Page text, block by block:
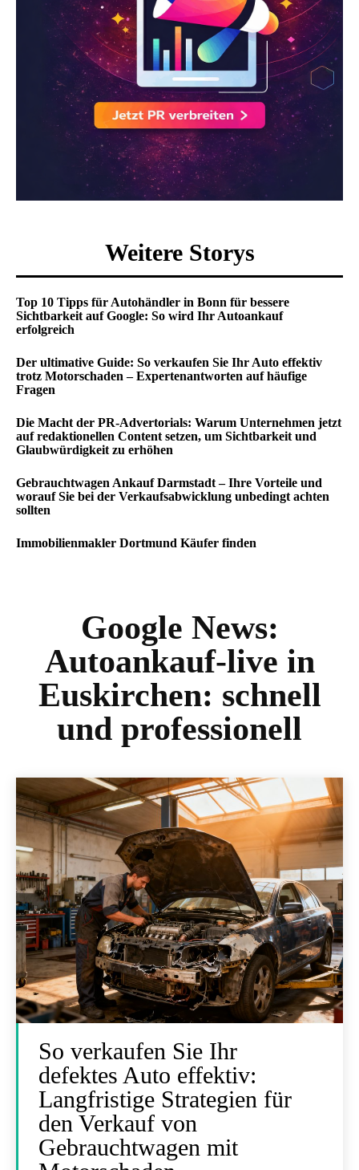
Weitere Storys
Top 10 Tipps für Autohändler in Bonn für bessere
Sichtbarkeit auf Google: So wird Ihr Autoankauf
erfolgreich
Der ultimative Guide: So verkaufen Sie Ihr Auto effektiv
trotz Motorschaden – Expertenantworten auf häufige
Fragen
Die Macht der PR-Advertorials: Warum Unternehmen jetzt
auf redaktionellen Content setzen, um Sichtbarkeit und
Glaubwürdigkeit zu erhöhen
Gebrauchtwagen Ankauf Darmstadt – Ihre Vorteile und
worauf Sie bei der Verkaufsabwicklung unbedingt achten
sollten
Immobilienmakler Dortmund Käufer finden
Google News:
Autoankauf-live in
Euskirchen: schnell
und professionell
So verkaufen Sie Ihr
defektes Auto effektiv:
Langfristige Strategien für
den Verkauf von
Gebrauchtwagen mit